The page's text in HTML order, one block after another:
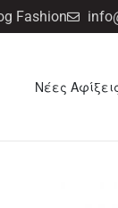
Fashion
Νέες